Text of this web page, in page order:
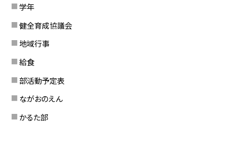
学年
健全育成協議会
地域行事
給食
部活動予定表
ながおのえん
かるた部